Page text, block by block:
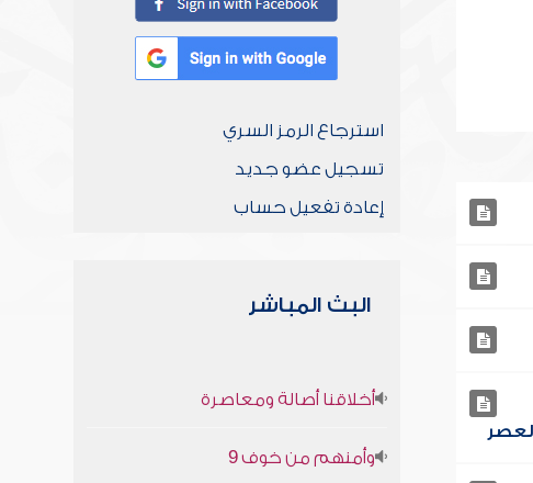
استرجاع الرمز السري
تسجيل عضو جديد
إعادة تفعيل حساب
البث المباشر
أخلاقنا أصالة ومعاصرة
وأمنهم من خوف 9